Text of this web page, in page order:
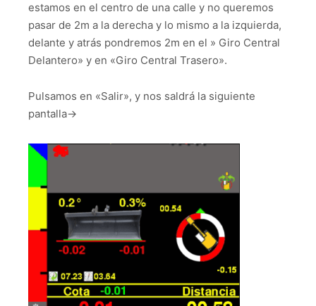
estamos en el centro de una calle y no queremos
pasar de 2m a la derecha y lo mismo a la izquierda,
delante y atrás pondremos 2m en el » Giro Central
Delantero» y en «Giro Central Trasero».
Pulsamos en «Salir», y nos saldrá la siguiente
pantalla->